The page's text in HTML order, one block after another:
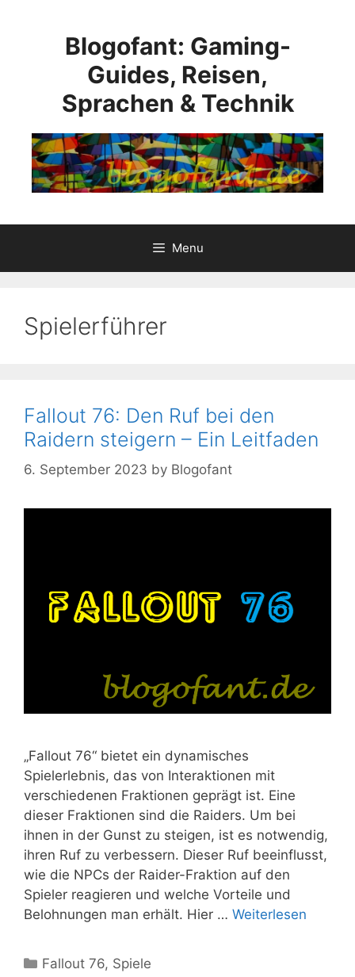
Blogofant: Gaming-
Guides, Reisen,
Sprachen & Technik
Menu
Spielerführer
Fallout 76: Den Ruf bei den
Raidern steigern – Ein Leitfaden
6. September 2023 by Blogofant
„Fallout 76“ bietet ein dynamisches
Spielerlebnis, das von Interaktionen mit
verschiedenen Fraktionen geprägt ist. Eine
dieser Fraktionen sind die Raiders. Um bei
ihnen in der Gunst zu steigen, ist es notwendig,
ihren Ruf zu verbessern. Dieser Ruf beeinflusst,
wie die NPCs der Raider-Fraktion auf den
Spieler reagieren und welche Vorteile und
Belohnungen man erhält. Hier … Weiterlesen
Kategorien
Fallout 76, Spiele